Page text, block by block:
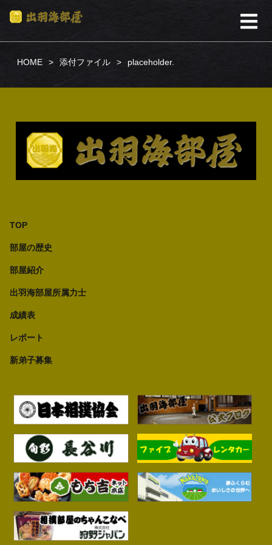
HOME 添付ファイル placeholder.
TOP
部屋の歴史
部屋紹介
出羽海部屋所属力士
成績表
レポート
新弟子募集